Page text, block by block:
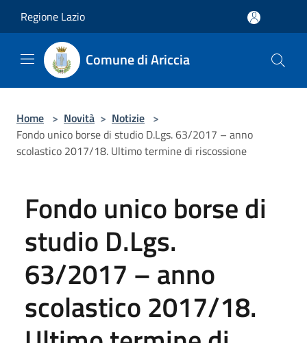
Regione Lazio
Comune di Ariccia
Home > Novità > Notizie >
Fondo unico borse di studio D.Lgs. 63/2017 – anno
scolastico 2017/18. Ultimo termine di riscossione
Fondo unico borse di
studio D.Lgs.
63/2017 – anno
scolastico 2017/18.